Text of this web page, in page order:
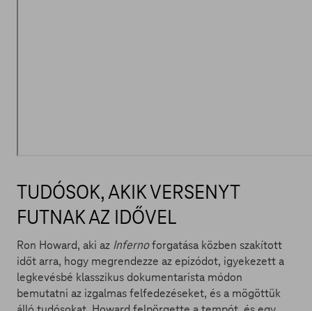
TUDÓSOK, AKIK VERSENYT
FUTNAK AZ IDŐVEL
Ron Howard, aki az Infernoforgatása közben szakított
időt arra, hogy megrendezze az epizódot, igyekezett a
legkevésbé klasszikus dokumentarista módon
bemutatni az izgalmas felfedezéseket, és a mögöttük